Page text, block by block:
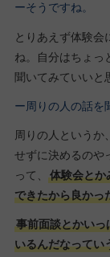
ーそうですね。
とりあえず体験会
ね。自分はちょっ
聞いてみていいと
ー周りの人の話を
周りの人というか
せずに決めるのや
って、
体験会とか
できたから良かっ
事前面談とかいっ
いるんだなってい